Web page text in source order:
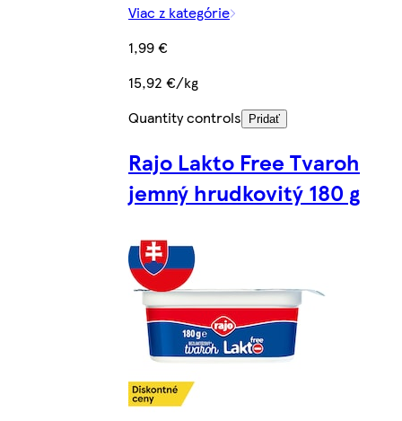
Viac z kategórie
1,99 €
15,92 €/kg
Quantity controls
Pridať
Rajo Lakto Free Tvaroh
jemný hrudkovitý 180 g